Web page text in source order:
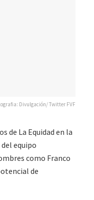
Divulgación/ Twitter FVF
de La Equidad en la
equipo
como Franco
de